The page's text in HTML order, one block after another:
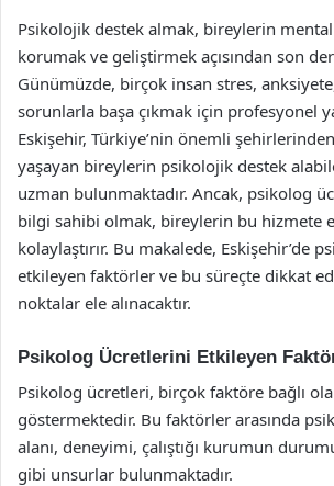
Psikolojik destek almak, bireylerin mental
korumak ve geliştirmek açısından son
Günümüzde, birçok insan stres,
sorunlarla başa çıkmak için profesyonel
Eskişehir, Türkiye’nin önemli
yaşayan bireylerin psikolojik destek
uzman bulunmaktadır. Ancak, psikolog
bilgi sahibi olmak, bireylerin bu hizmete
kolaylaştırır. Bu makalede, Eskişehir’de
etkileyen faktörler ve bu süreçte dikkat
noktalar ele alınacaktır.
Psikolog Ücretlerini Etkileyen
Psikolog ücretleri, birçok faktöre bağlı
göstermektedir. Bu faktörler arasında
alanı, deneyimi, çalıştığı kurumun
gibi unsurlar bulunmaktadır.